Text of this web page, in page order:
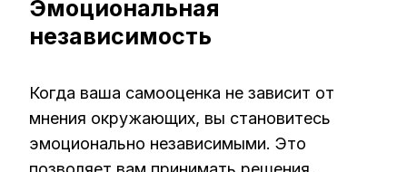
Эмоциональная
независимость
Когда ваша самооценка не зависит от
мнения окружающих, вы становитесь
эмоционально независимыми. Это